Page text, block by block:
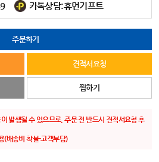
카톡상담:휴먼기프트
주문하기
견적서요청
찜하기
발생될 수 있으므로, 주문 전 반드시 견적서요청 후
(배송비 착불-고객부담)